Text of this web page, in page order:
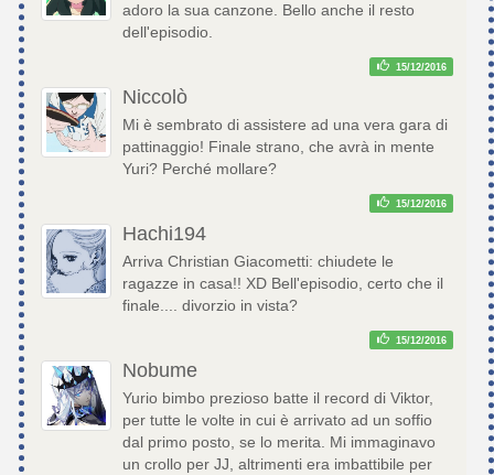
adoro la sua canzone. Bello anche il resto
dell'episodio.
15/12/2016
Niccolò
Mi è sembrato di assistere ad una vera gara di
pattinaggio! Finale strano, che avrà in mente
Yuri? Perché mollare?
15/12/2016
Hachi194
Arriva Christian Giacometti: chiudete le
ragazze in casa!! XD Bell'episodio, certo che il
finale.... divorzio in vista?
15/12/2016
Nobume
Yurio bimbo prezioso batte il record di Viktor,
per tutte le volte in cui è arrivato ad un soffio
dal primo posto, se lo merita. Mi immaginavo
un crollo per JJ, altrimenti era imbattibile per